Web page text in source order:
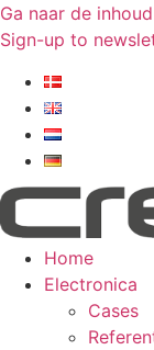
Ga naar de inhoud
Sign-up to
Home
Electronica
Cases